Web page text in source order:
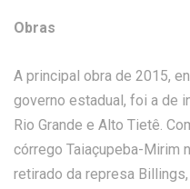
Obras
A principal obra de 2015,
governo estadual, foi a de
Rio Grande e Alto Tietê.
córrego Taiaçupeba-Mirim
retirado da represa